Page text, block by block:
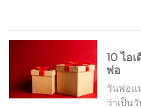
10 ไอ
พ่อ
วันพ่อแ
ว่าเป็น